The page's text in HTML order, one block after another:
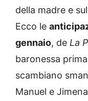
della madre e sul
Ecco le
gennaio, de La
baronessa
scambiano
Manuel e